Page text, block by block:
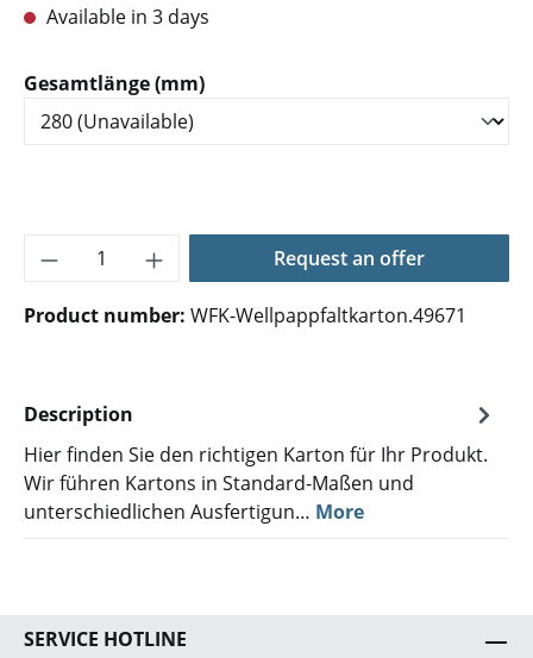
Available in 3 days
Select
Gesamtlänge (mm)
Product Quantity: Enter the desired
Request an offer
Product number: WFK-Wellpappfaltkarton.49671
Description
Hier finden Sie den richtigen Karton für Ihr Produkt.
Wir führen Kartons in Standard-Maßen und
unterschiedlichen Ausfertigun… More
SERVICE HOTLINE